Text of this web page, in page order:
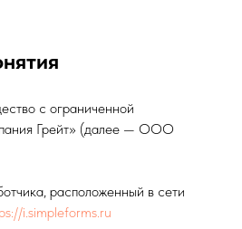
с ограниченной
Грейт» (далее — ООО
расположенный в сети
i.simpleforms.ru